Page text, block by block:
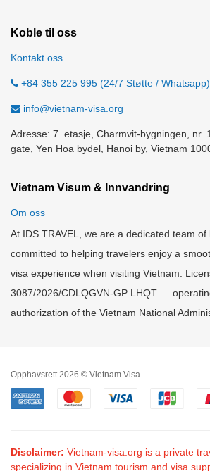
Koble til oss
Kontakt oss
+84 355 225 995 (24/7 Støtte / Whatsapp)
info@vietnam-visa.org
Adresse: 7. etasje, Charmvit-bygningen, nr.
gate, Yen Hoa bydel, Hanoi by, Vietnam
Vietnam Visum & Innvandring
Om oss
At IDS TRAVEL, we are a dedicated team of
committed to helping travelers enjoy a
visa experience when visiting Vietnam.
3087/2026/CDLQGVN-GP LHQT —
authorization of the Vietnam National
Opphavsrett 2026 © Vietnam Visa
Disclaimer: Vietnam-visa.org is a private
specializing in Vietnam tourism and visa